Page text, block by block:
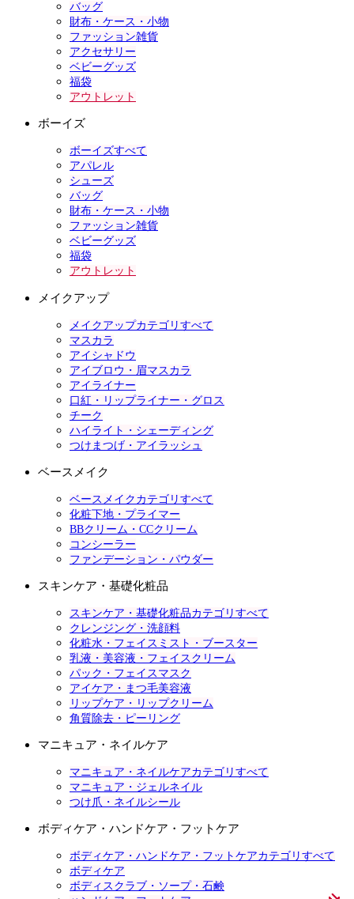
バッグ
財布・ケース・小物
ファッション雑貨
アクセサリー
ベビーグッズ
福袋
アウトレット
ボーイズ
ボーイズすべて
アパレル
シューズ
バッグ
財布・ケース・小物
ファッション雑貨
ベビーグッズ
福袋
アウトレット
メイクアップ
メイクアップカテゴリすべて
マスカラ
アイシャドウ
アイブロウ・眉マスカラ
アイライナー
口紅・リップライナー・グロス
チーク
ハイライト・シェーディング
つけまつげ・アイラッシュ
ベースメイク
ベースメイクカテゴリすべて
化粧下地・プライマー
BBクリーム・CCクリーム
コンシーラー
ファンデーション・パウダー
スキンケア・基礎化粧品
スキンケア・基礎化粧品カテゴリすべて
クレンジング・洗顔料
化粧水・フェイスミスト・ブースター
乳液・美容液・フェイスクリーム
パック・フェイスマスク
アイケア・まつ毛美容液
リップケア・リップクリーム
角質除去・ピーリング
マニキュア・ネイルケア
マニキュア・ネイルケアカテゴリすべて
マニキュア・ジェルネイル
つけ爪・ネイルシール
ボディケア・ハンドケア・フットケア
ボディケア・ハンドケア・フットケアカテゴリすべて
ボディケア
ボディスクラブ・ソープ・石鹸